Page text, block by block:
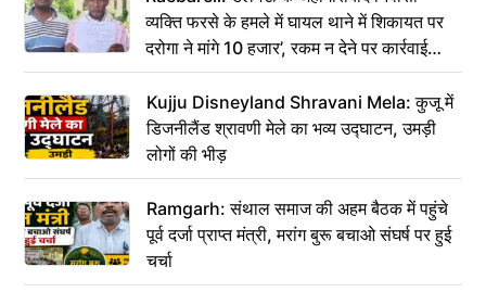
व्यक्ति फरसे के हमले में घायल थाने में शिकायत पर
दरोगा ने मांगे 10 हजार’, रकम न देने पर कार्रवाई
ठंडी!
Kujju Disneyland Shravani Mela: कुजू में
डिजनीलैंड श्रावणी मेले का भव्य उद्घाटन, उमड़ी
लोगों की भीड़
Ramgarh: संथाल समाज की अहम बैठक में पहुंचे
पूर्व दर्जा प्राप्त मंत्री, मरांग बुरू बचाओ संघर्ष पर हुई
चर्चा